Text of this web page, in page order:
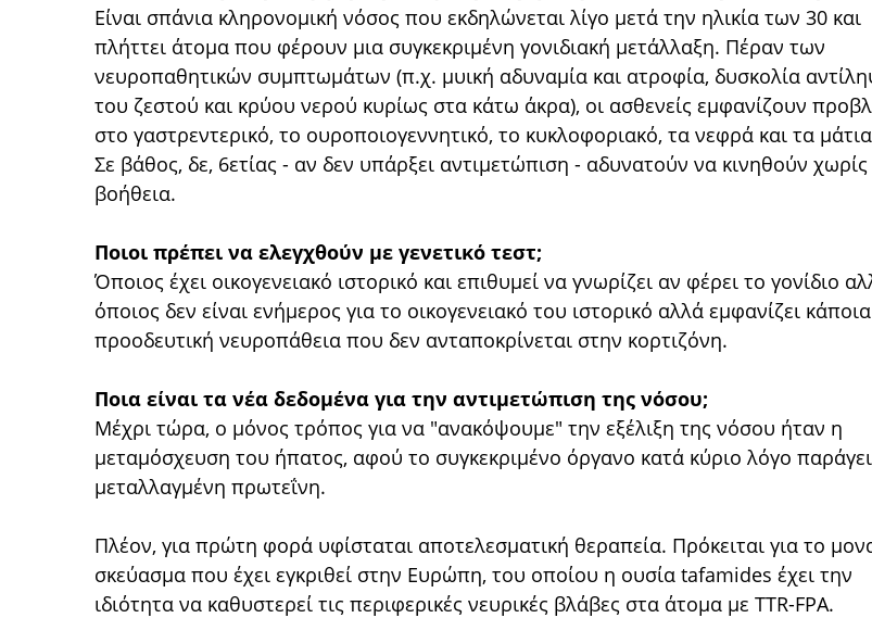
Είναι σπάνια κληρονομική νόσος που εκδηλώνεται λίγο μετά την ηλικία των 30 και
πλήττει άτομα που φέρουν μια συγκεκριμένη γονιδιακή μετάλλαξη. Πέραν των
νευροπαθητικών συμπτωμάτων (π.χ. μυική αδυναμία και ατροφία, δυσκολία
του ζεστού και κρύου νερού κυρίως στα κάτω άκρα), οι ασθενείς εμφανίζουν
στο γαστρεντερικό, το ουροποιογεννητικό, το κυκλοφοριακό, τα νεφρά και τα
Σε βάθος, δε, 6ετίας - αν δεν υπάρξει αντιμετώπιση - αδυνατούν να κινηθούν χωρίς
βοήθεια.
Ποιοι πρέπει να ελεγχθούν με γενετικό τεστ;
Όποιος έχει οικογενειακό ιστορικό και επιθυμεί να γνωρίζει αν φέρει το γονίδιο
όποιος δεν είναι ενήμερος για το οικογενειακό του ιστορικό αλλά εμφανίζει κάποια
προοδευτική νευροπάθεια που δεν ανταποκρίνεται στην κορτιζόνη.
Ποια είναι τα νέα δεδομένα για την αντιμετώπιση της νόσου;
Μέχρι τώρα, ο μόνος τρόπος για να "ανακόψουμε" την εξέλιξη της νόσου ήταν η
μεταμόσχευση του ήπατος, αφού το συγκεκριμένο όργανο κατά κύριο λόγο
μεταλλαγμένη πρωτεΐνη.
Πλέον, για πρώτη φορά υφίσταται αποτελεσματική θεραπεία. Πρόκειται για το
σκεύασμα που έχει εγκριθεί στην Ευρώπη, του οποίου η ουσία tafamides έχει την
ιδιότητα να καθυστερεί τις περιφερικές νευρικές βλάβες στα άτομα με TTR-FPA.